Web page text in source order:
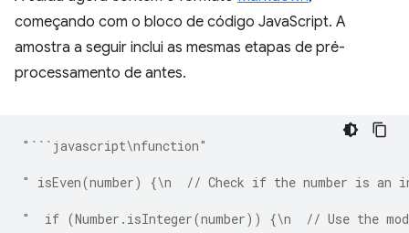
começando com o bloco de código JavaScript. A
amostra a seguir inclui as mesmas etapas de pré-
processamento de antes.
"```javascript\nfunction"
" isEven(number) {\n  // Check if the number is an
"  if (Number.isInteger(number)) {\n  // Use the